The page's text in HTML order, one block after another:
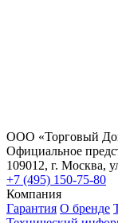
ООО «Торговый
Официальное
109012, г. Москва,
+7 (495) 150-75-80
Компания
Гарантия О бренде